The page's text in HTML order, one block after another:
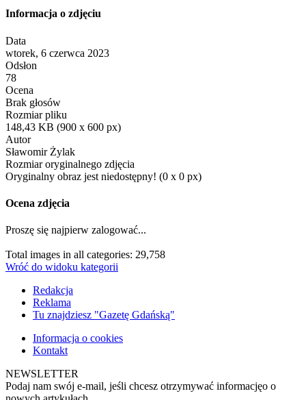
Informacja o zdjęciu
Data
wtorek, 6 czerwca 2023
Odsłon
78
Ocena
Brak głosów
Rozmiar pliku
148,43 KB (900 x 600 px)
Autor
Sławomir Żylak
Rozmiar oryginalnego zdjęcia
Oryginalny obraz jest niedostępny! (0 x 0 px)
Ocena zdjęcia
Proszę się najpierw zalogować...
Total images in all categories: 29,758
Wróć do widoku kategorii
Redakcja
Reklama
Tu znajdziesz "Gazetę Gdańską"
Informacja o cookies
Kontakt
NEWSLETTER
Podaj nam swój e-mail, jeśli chcesz otrzymywać informacjęo o